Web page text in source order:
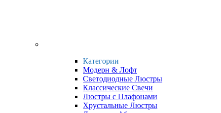
Категории
Модерн & Лофт
Светодиодные Люстры
Классические Свечи
Люстры с Плафонами
Хрустальные Люстры